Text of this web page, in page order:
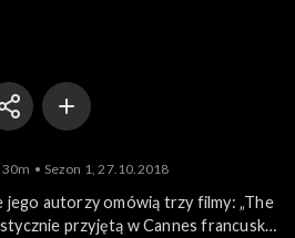
30m Sezon 1, 27.10.2018
jego autorzy omówią trzy filmy: „The
przyjętą w Cannes francuską